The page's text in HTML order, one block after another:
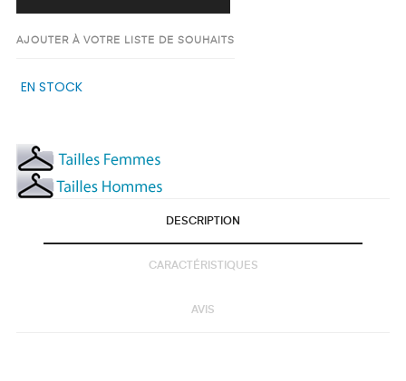
AJOUTER À VOTRE LISTE DE SOUHAITS
EN STOCK
DESCRIPTION
CARACTÉRISTIQUES
AVIS